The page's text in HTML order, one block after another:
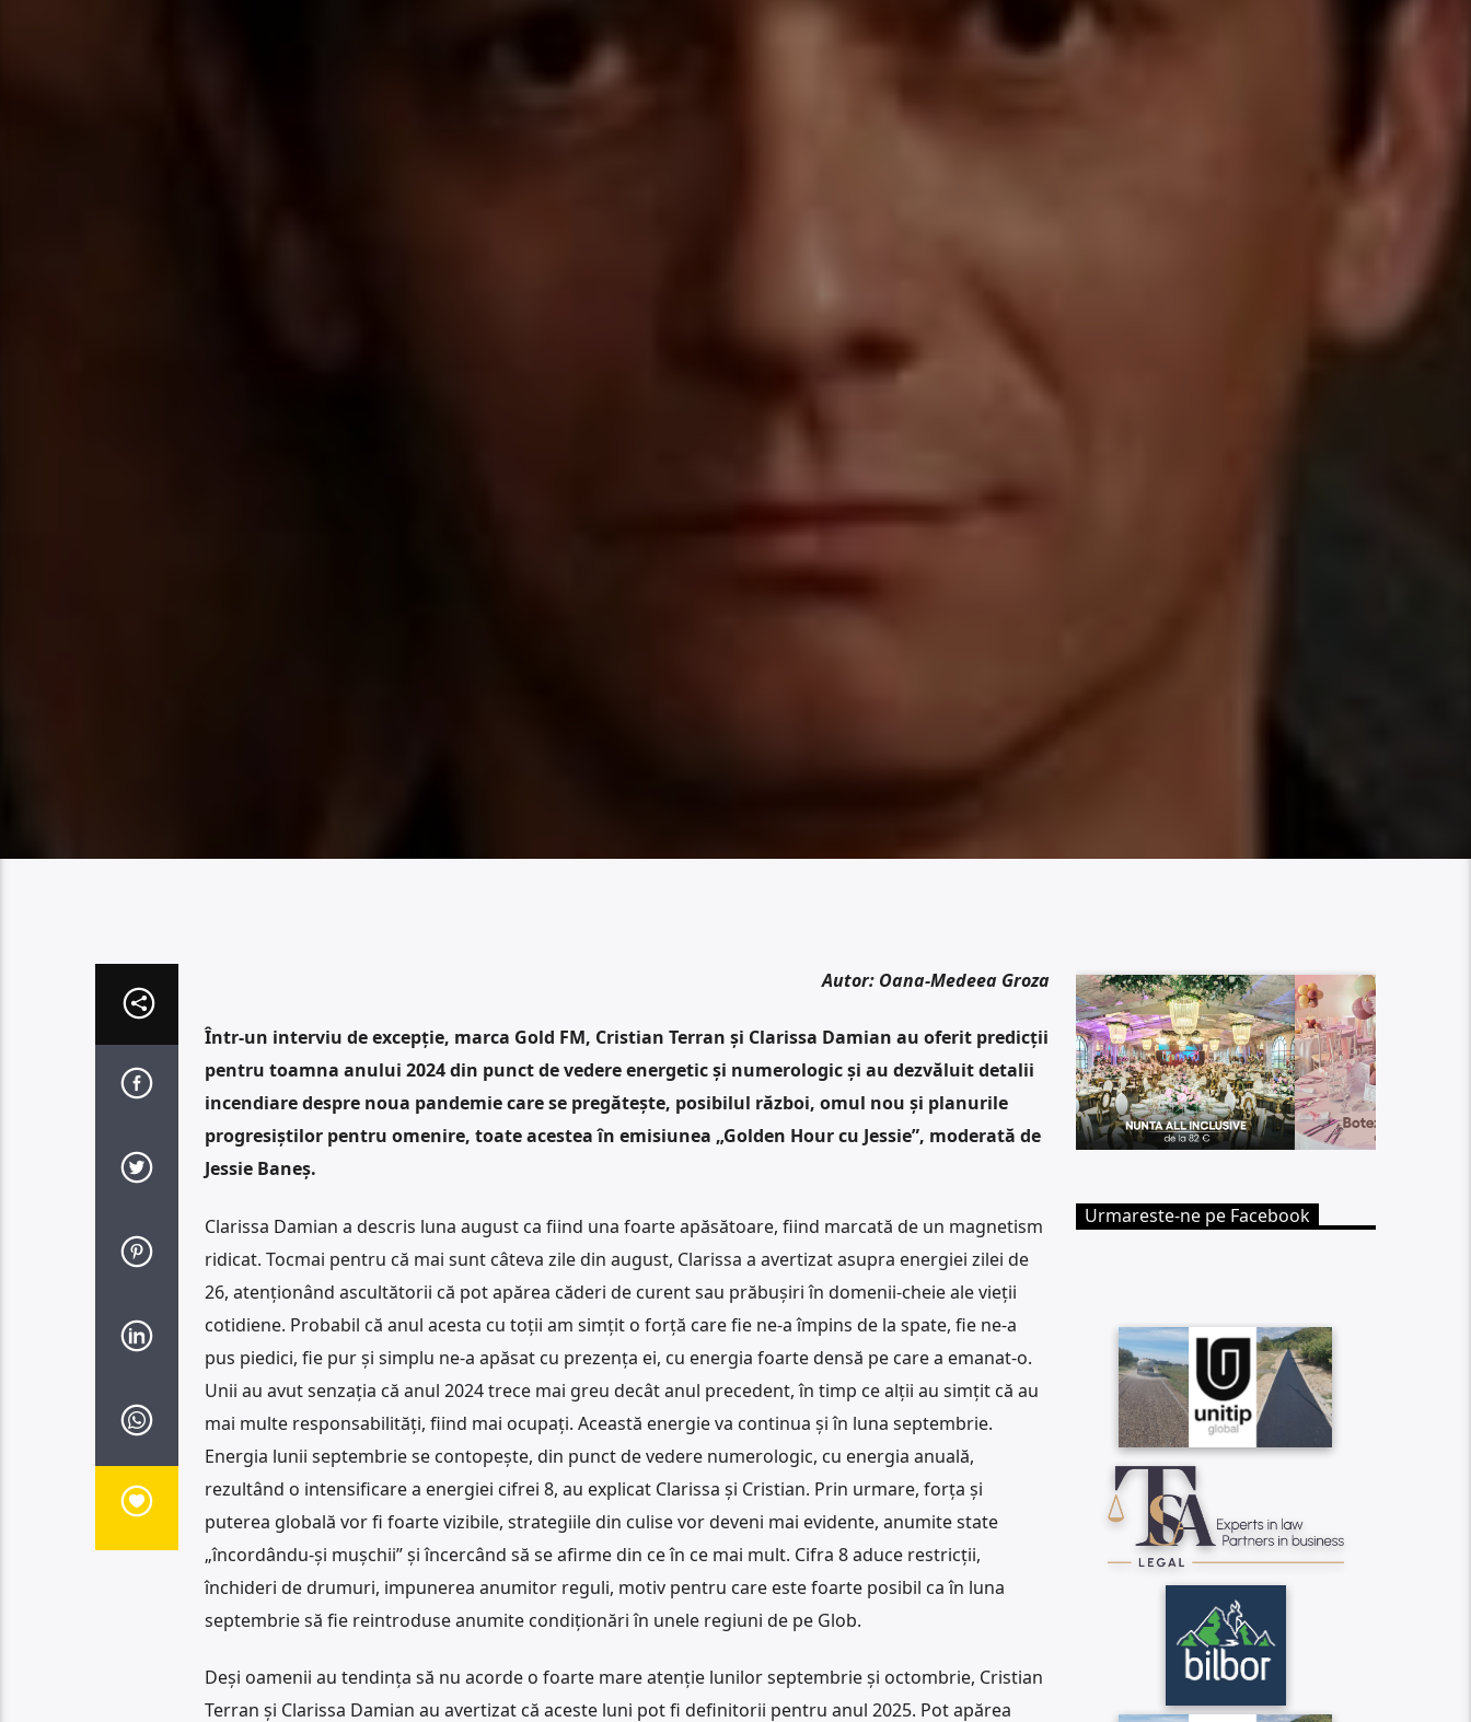
Autor: Oana-Medeea Groza
Într-un interviu de excepție, marca Gold FM, Cristian Terran și Clarissa Damian au oferit predicții
pentru toamna anului 2024 din punct de vedere energetic și numerologic și au dezvăluit detalii
incendiare despre noua pandemie care se pregătește, posibilul război, omul nou și planurile
progresiștilor pentru omenire, toate acestea în emisiunea „Golden Hour cu Jessie”, moderată de
Jessie Baneș.
Clarissa Damian a descris luna august ca fiind una foarte apăsătoare, fiind marcată de un magnetism
ridicat. Tocmai pentru că mai sunt câteva zile din august, Clarissa a avertizat asupra energiei zilei de
26, atenționând ascultătorii că pot apărea căderi de curent sau prăbușiri în domenii-cheie ale vieții
cotidiene. Probabil că anul acesta cu toții am simțit o forță care fie ne-a împins de la spate, fie ne-a
pus piedici, fie pur și simplu ne-a apăsat cu prezența ei, cu energia foarte densă pe care a emanat-o.
Unii au avut senzația că anul 2024 trece mai greu decât anul precedent, în timp ce alții au simțit că au
mai multe responsabilități, fiind mai ocupați. Această energie va continua și în luna septembrie.
Energia lunii septembrie se contopește, din punct de vedere numerologic, cu energia anuală,
rezultând o intensificare a energiei cifrei 8, au explicat Clarissa și Cristian. Prin urmare, forța și
puterea globală vor fi foarte vizibile, strategiile din culise vor deveni mai evidente, anumite state
„încordându-și mușchii” și încercând să se afirme din ce în ce mai mult. Cifra 8 aduce restricții,
închideri de drumuri, impunerea anumitor reguli, motiv pentru care este foarte posibil ca în luna
septembrie să fie reintroduse anumite condiționări în unele regiuni de pe Glob.
Deși oamenii au tendința să nu acorde o foarte mare atenție lunilor septembrie și octombrie, Cristian
Terran și Clarissa Damian au avertizat că aceste luni pot fi definitorii pentru anul 2025. Pot apărea
Urmareste-ne pe Facebook